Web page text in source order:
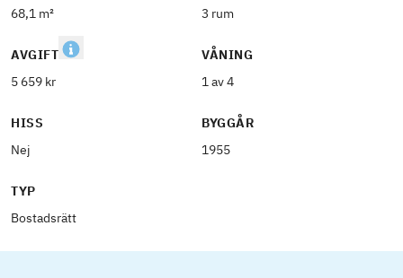
68,1 m²
3 rum
AVGIFT
5 659 kr
VÅNING
1 av 4
HISS
Nej
BYGGÅR
1955
TYP
Bostadsrätt